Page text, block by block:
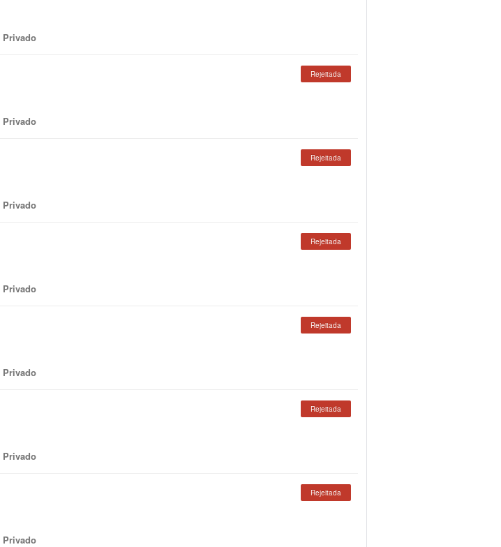
Privado
Rejeitada
Privado
Rejeitada
Privado
Rejeitada
Privado
Rejeitada
Privado
Rejeitada
Privado
Rejeitada
Privado